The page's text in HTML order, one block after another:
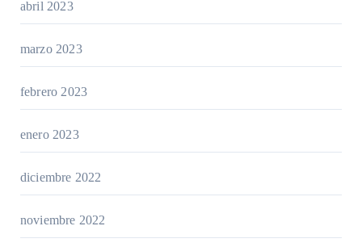
abril 2023
marzo 2023
febrero 2023
enero 2023
diciembre 2022
noviembre 2022